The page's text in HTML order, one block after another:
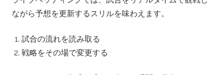
ながら予想を更新するスリルを味わえます。
試合の流れを読み取る
戦略をその場で変更する